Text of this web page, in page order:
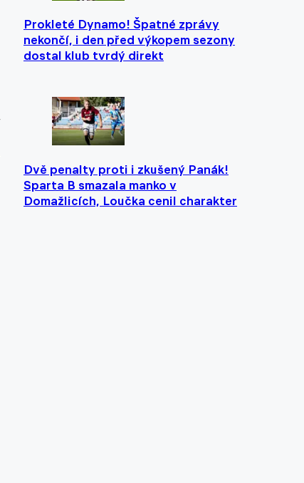
Prokleté Dynamo! Špatné zprávy
nekončí, i den před výkopem sezony
dostal klub tvrdý direkt
Dvě penalty proti i zkušený Panák!
Sparta B smazala manko v
Domažlicích, Loučka cenil charakter